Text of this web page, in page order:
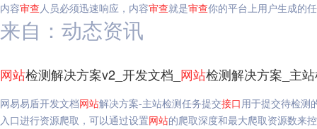
内容审查人员必须迅速响应，内容审查就是审查你的平台上用户生成的
来自：动态资讯
网站检测解决方案v2_开发文档_ 网站检测解决方案_主
网易易盾开发文档网站解决方案-主站检测任务提交接口用于提交待检测
入口进行资源爬取，可以通过设置网站的爬取深度和最大爬取资源数来